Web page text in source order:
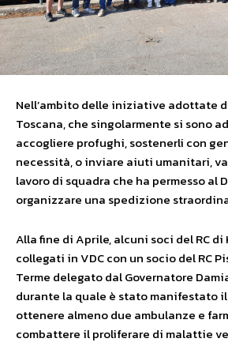
Nell’ambito delle iniziative adottate
Toscana, che singolarmente si sono
accogliere profughi, sostenerli con
necessità, o inviare aiuti umanitari,
lavoro di squadra che ha permesso al
organizzare una spedizione
Alla fine di Aprile, alcuni soci del RC di
collegati in VDC con un socio del RC
Terme delegato dal Governatore
durante la quale è stato manifestato
ottenere almeno due ambulanze e
combattere il proliferare di malattie